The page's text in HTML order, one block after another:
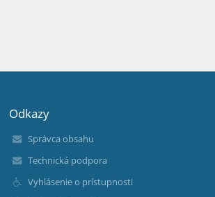
Odkazy
Správca obsahu
Technická podpora
Vyhlásenie o prístupnosti